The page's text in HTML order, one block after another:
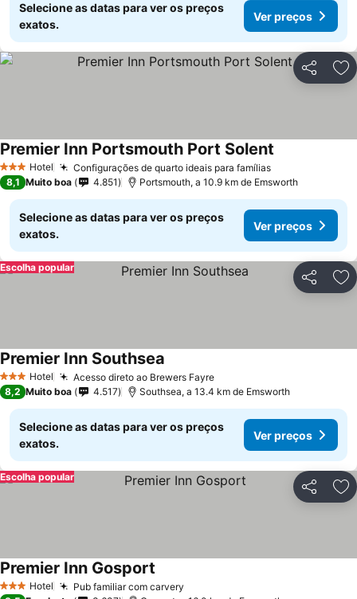
Selecione as datas para ver os preços
exatos.
Ver preços
Partilhar
3 EstrelasHotel Configurações de quarto ideais para famílias
Premier Inn Portsmouth Port Solent
8,1 Muito boa 4.851 Portsmouth, a 10.9 km de Emsworth
Selecione as datas para ver os preços
exatos.
Ver preços
Partilhar
Escolha popular
3 EstrelasHotel Acesso direto ao Brewers Fayre
Premier Inn Southsea
8,2 Muito boa 4.517 Southsea, a 13.4 km de Emsworth
Selecione as datas para ver os preços
exatos.
Ver preços
Partilhar
Escolha popular
3 EstrelasHotel Pub familiar com carvery
Premier Inn Gosport